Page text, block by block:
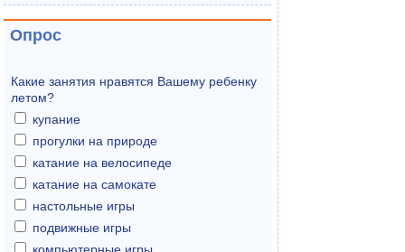
Опрос
Какие занятия нравятся Вашему ребенку
летом?
купание
прогулки на природе
катание на велосипеде
катание на самокате
настольные игры
подвижные игры